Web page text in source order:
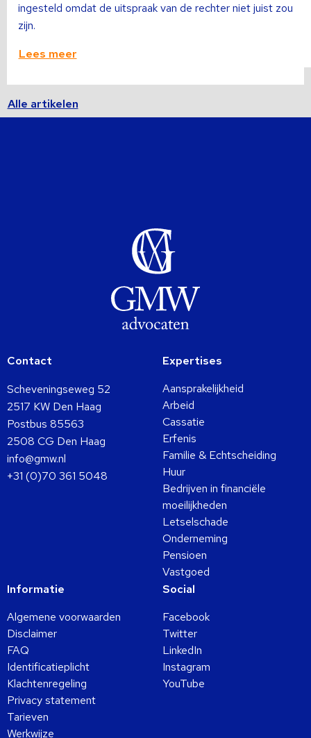
ingesteld omdat de uitspraak van de rechter niet juist zou
zijn.
Lees meer
Alle artikelen
Contact
Scheveningseweg 52
2517 KW Den Haag
Postbus 85563
2508 CG Den Haag
info@gmw.nl
+31 (0)70 361 5048
Expertises
Aansprakelijkheid
Arbeid
Cassatie
Erfenis
Familie & Echtscheiding
Huur
Bedrijven in financiële
moeilijkheden
Letselschade
Onderneming
Pensioen
Vastgoed
Informatie
Algemene voorwaarden
Disclaimer
FAQ
Identificatieplicht
Klachtenregeling
Privacy statement
Tarieven
Werkwijze
Social
Facebook
Twitter
LinkedIn
Instagram
YouTube